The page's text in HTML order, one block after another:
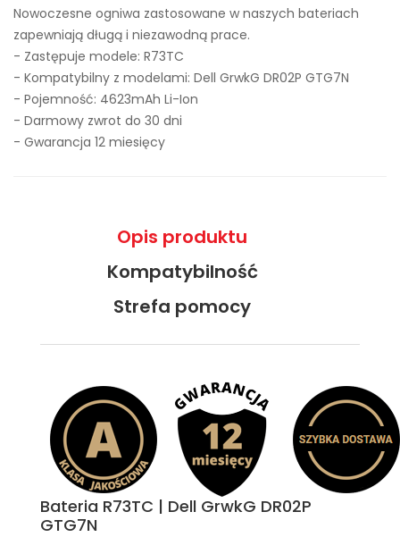
Nowoczesne ogniwa zastosowane w naszych bateriach
zapewniają długą i niezawodną prace.
- Zastępuje modele: R73TC
- Kompatybilny z modelami: Dell GrwkG DR02P GTG7N
- Pojemność: 4623mAh Li-Ion
- Darmowy zwrot do 30 dni
- Gwarancja 12 miesięcy
Opis produktu
Kompatybilność
Strefa pomocy
Bateria R73TC | Dell GrwkG DR02P
GTG7N